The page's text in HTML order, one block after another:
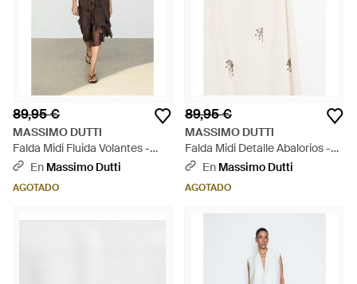
89,95 €
MASSIMO DUTTI
Falda Midi Fluida Volantes -
Neutro
En Massimo Dutti
AGOTADO
89,95 €
MASSIMO DUTTI
Falda Midi Detalle Abalorios -
Neutro
En Massimo Dutti
AGOTADO